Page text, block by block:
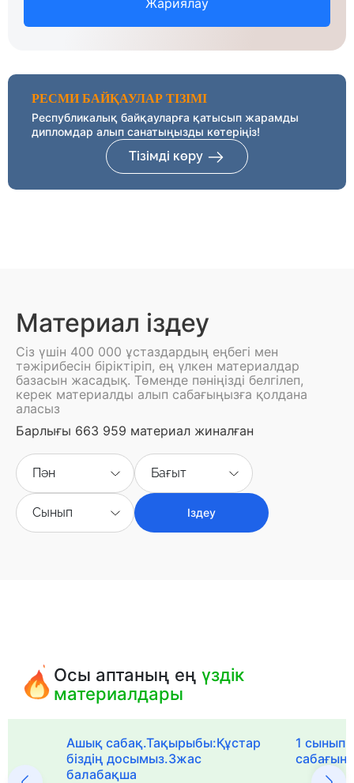
РЕСМИ БАЙҚАУЛАР ТІЗІМІ
Республикалық байқауларға қатысып жарамды
дипломдар алып санатыңызды көтеріңіз!
Тізімді көру
Материал іздеу
Сіз үшін 400 000 ұстаздардың еңбегі мен
тәжірибесін біріктіріп, ең үлкен материалдар
базасын жасадық. Төменде пәніңізді белгілеп,
керек материалды алып сабағыңызға қолдана
аласыз
Барлығы 663 959 материал жиналған
Пән Бағыт
Сынып Іздеу
Осы аптаның еңүздік
материалдары
Ашық сабақ.Тақырыбы:Құстар
біздің досымыз.3жас
балабақша
1